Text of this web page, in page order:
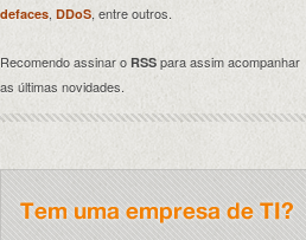
defaces, DDoS, entre outros.
Recomendo assinar o RSS para assim acompanhar
as últimas novidades.